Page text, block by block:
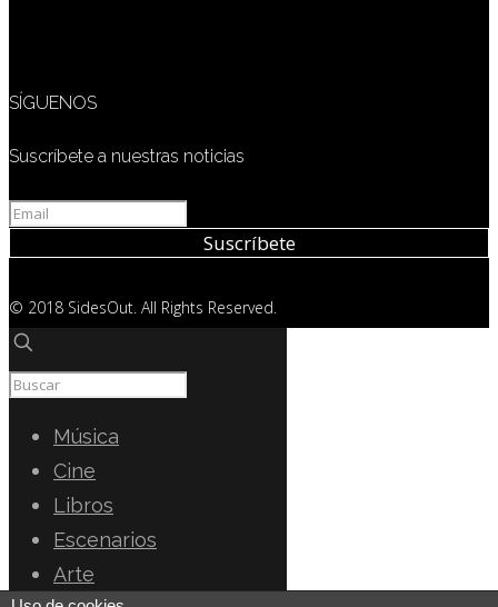
SÍGUENOS
Suscríbete a nuestras noticias
© 2018 SidesOut. All Rights Reserved.
Música
Cine
Libros
Escenarios
Arte